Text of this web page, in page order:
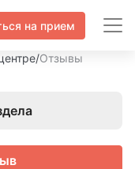
на прием
/Отзывы